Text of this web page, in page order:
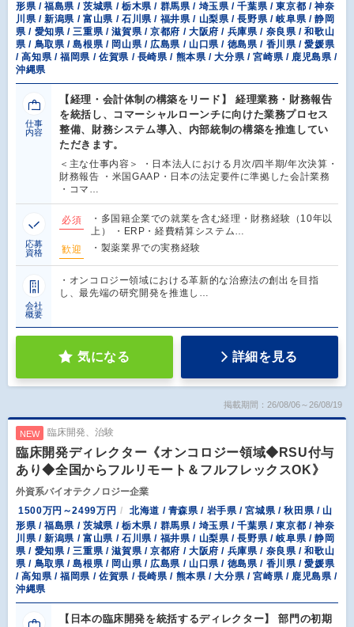
形県 / 福島県 / 茨城県 / 栃木県 / 群馬県 / 埼玉県 / 千葉県 / 東京都 / 神奈
川県 / 新潟県 / 富山県 / 石川県 / 福井県 / 山梨県 / 長野県 / 岐阜県 / 静岡
県 / 愛知県 / 三重県 / 滋賀県 / 京都府 / 大阪府 / 兵庫県 / 奈良県 / 和歌山
県 / 鳥取県 / 島根県 / 岡山県 / 広島県 / 山口県 / 徳島県 / 香川県 / 愛媛県
/ 高知県 / 福岡県 / 佐賀県 / 長崎県 / 熊本県 / 大分県 / 宮崎県 / 鹿児島県 /
沖縄県
仕事
内容
【経理・会計体制の構築をリード】 経理業務・財務報告
を統括し、コマーシャルローンチに向けた業務プロセス
整備、財務システム導入、内部統制の構築を推進してい
ただきます。
＜主な仕事内容＞ ・日本法人における月次/四半期/年次決算・
財務報告 ・米国GAAP・日本の法定要件に準拠した会計業務
・コマ…
応募
資格
必須
・多国籍企業での就業を含む経理・財務経験（10年以
上） ・ERP・経費精算システム…
歓迎
・製薬業界での実務経験
会社
概要
・オンコロジー領域における革新的な治療法の創出を目指
し、最先端の研究開発を推進し…
気になる 詳細を見る
掲載期間：26/08/06～26/08/19
NEW 臨床開発、治験
臨床開発ディレクター《オンコロジー領域◆RSU付与
あり◆全国からフルリモート＆フルフレックスOK》
外資系バイオテクノロジー企業
1500万円～2499万円
北海道 / 青森県 / 岩手県 / 宮城県 / 秋田県 / 山
形県 / 福島県 / 茨城県 / 栃木県 / 群馬県 / 埼玉県 / 千葉県 / 東京都 / 神奈
川県 / 新潟県 / 富山県 / 石川県 / 福井県 / 山梨県 / 長野県 / 岐阜県 / 静岡
県 / 愛知県 / 三重県 / 滋賀県 / 京都府 / 大阪府 / 兵庫県 / 奈良県 / 和歌山
県 / 鳥取県 / 島根県 / 岡山県 / 広島県 / 山口県 / 徳島県 / 香川県 / 愛媛県
/ 高知県 / 福岡県 / 佐賀県 / 長崎県 / 熊本県 / 大分県 / 宮崎県 / 鹿児島県 /
沖縄県
【日本の臨床開発を統括するディレクター】 部門の初期